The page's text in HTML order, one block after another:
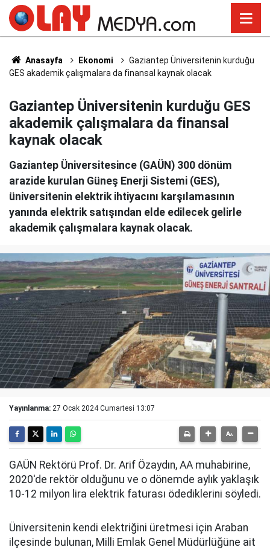
Anasayfa Ekonomi
Gaziantep Üniversitenin kurduğu
GES akademik çalışmalara da finansal kaynak olacak
Gaziantep Üniversitenin kurduğu GES
akademik çalışmalara da finansal
kaynak olacak
Gaziantep Üniversitesince (GAÜN) 300 dönüm
arazide kurulan Güneş Enerji Sistemi (GES),
üniversitenin elektrik ihtiyacını karşılamasının
yanında elektrik satışından elde edilecek gelirle
akademik çalışmalara kaynak olacak.
Yayınlanma: 27 Ocak 2024 Cumartesi 13:07
GAÜN Rektörü Prof. Dr. Arif Özaydın, AA muhabirine,
2020'de rektör olduğunu ve o dönemde aylık yaklaşık
10-12 milyon lira elektrik faturası ödediklerini söyledi.
Üniversitenin kendi elektriğini üretmesi için Araban
ilçesinde bulunan, Milli Emlak Genel Müdürlüğüne ait